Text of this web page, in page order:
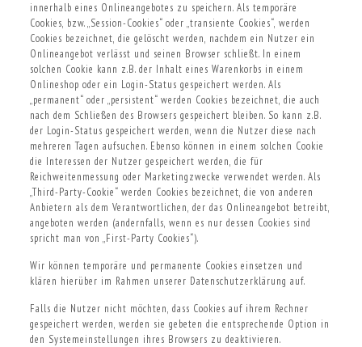
innerhalb eines Onlineangebotes zu speichern. Als temporäre
Cookies, bzw. „Session-Cookies“ oder „transiente Cookies“, werden
Cookies bezeichnet, die gelöscht werden, nachdem ein Nutzer ein
Onlineangebot verlässt und seinen Browser schließt. In einem
solchen Cookie kann z.B. der Inhalt eines Warenkorbs in einem
Onlineshop oder ein Login-Status gespeichert werden. Als
„permanent“ oder „persistent“ werden Cookies bezeichnet, die auch
nach dem Schließen des Browsers gespeichert bleiben. So kann z.B.
der Login-Status gespeichert werden, wenn die Nutzer diese nach
mehreren Tagen aufsuchen. Ebenso können in einem solchen Cookie
die Interessen der Nutzer gespeichert werden, die für
Reichweitenmessung oder Marketingzwecke verwendet werden. Als
„Third-Party-Cookie“ werden Cookies bezeichnet, die von anderen
Anbietern als dem Verantwortlichen, der das Onlineangebot betreibt,
angeboten werden (andernfalls, wenn es nur dessen Cookies sind
spricht man von „First-Party Cookies“).
Wir können temporäre und permanente Cookies einsetzen und
klären hierüber im Rahmen unserer Datenschutzerklärung auf.
Falls die Nutzer nicht möchten, dass Cookies auf ihrem Rechner
gespeichert werden, werden sie gebeten die entsprechende Option in
den Systemeinstellungen ihres Browsers zu deaktivieren.